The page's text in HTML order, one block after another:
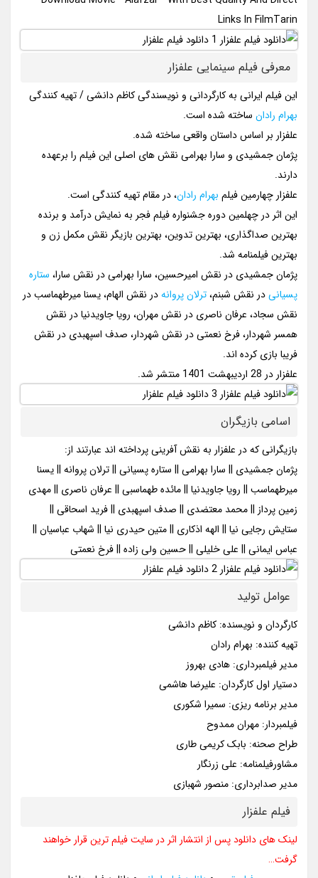
Links In FilmTarin
معرفی فیلم سینمایی علفزار
این فیلم ایرانی به کارگردانی و نویسندگی کاظم دانشی / تهیه کنندگی
بهرام رادان ساخته شده است.
علفزار بر اساس داستان واقعی ساخته شده.
پژمان جمشیدی و سارا بهرامی نقش های اصلی این فیلم را برعهده
دارند.
علفزار چهارمین فیلم بهرام رادان، در مقام تهیه کنندگی است.
این اثر در چهلمین دوره جشنواره فیلم فجر به نمایش درآمد و برنده
بهترین صداگذاری، بهترین تدوین، بهترین بازیگر نقش مکمل زن و
بهترین فیلمنامه شد.
پژمان جمشیدی در نقش امیرحسین، سارا بهرامی در نقش سارا، ستاره
پسیانیدر نقش شبنم،ترلان پروانهدر نقش الهام، یسنا میرطهماسب در
نقش سجاد، عرفان ناصری در نقش مهران، رویا جاویدنیا در نقش
همسر شهردار، فرخ نعمتی در نقش شهردار، صدف اسپهبدی در نقش
فریبا بازی کرده اند.
علفزار در 28 اردیبهشت 1401 منتشر شد.
اسامی بازیگران
بازیگرانی که در علفزار به نقش آفرینی پرداخته اند عبارتند از:
پژمان جمشیدی || سارا بهرامی || ستاره پسیانی || ترلان پروانه || یسنا
میرطهماسب || رویا جاویدنیا || مائده طهماسبی || عرفان ناصری || مهدی
زمین پرداز || محمد معتضدی || صدف اسپهبدی || فرید اسحاقی ||
ستایش رجایی نیا || الهه اذکاری || متین حیدری نیا || شهاب عباسیان ||
عباس ایمانی || علی خلیلی || حسین ولی زاده || فرخ نعمتی
عوامل تولید
کارگردان و نویسنده: کاظم دانشی
تهیه کننده: بهرام رادان
مدیر فیلمبرداری: هادی بهروز
دستیار اول کارگردان: علیرضا هاشمی
مدیر برنامه ریزی: سمیرا شکوری
فیلمبردار: مهران ممدوح
طراح صحنه: بابک کریمی طاری
مشاورفیلمنامه: علی زرنگار
مدیر صدابرداری: منصور شهبازی
فیلم علفزار
لینک های دانلود پس از انتشار اثر در سایت فیلم ترین قرار خواهند
گرفت…